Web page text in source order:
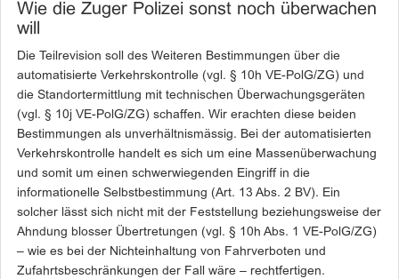
Wie die Zuger Polizei sonst noch überwachen
will
Die Teilrevision soll des Weiteren Bestimmungen über die
automatisierte Verkehrskontrolle (vgl. § 10h VE-PolG/ZG) und
die Standortermittlung mit technischen Überwachungsgeräten
(vgl. § 10j VE-PolG/ZG) schaffen. Wir erachten diese beiden
Bestimmungen als unverhältnismässig. Bei der automatisierten
Verkehrskontrolle handelt es sich um eine Massenüberwachung
und somit um einen schwerwiegenden Eingriff in die
informationelle Selbstbestimmung (Art. 13 Abs. 2 BV). Ein
solcher lässt sich nicht mit der Feststellung beziehungsweise der
Ahndung blosser Übertretungen (vgl. § 10h Abs. 1 VE-PolG/ZG)
– wie es bei der Nichteinhaltung von Fahrverboten und
Zufahrtsbeschränkungen der Fall wäre – rechtfertigen.